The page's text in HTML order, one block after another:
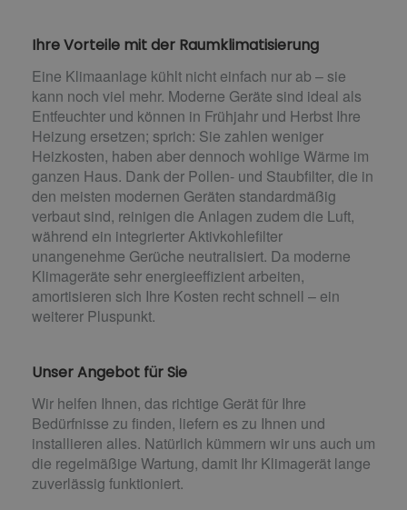
Ihre Vorteile mit der Raumklimatisierung
Eine Klimaanlage kühlt nicht einfach nur ab – sie
kann noch viel mehr. Moderne Geräte sind ideal als
Entfeuchter und können in Frühjahr und Herbst Ihre
Heizung ersetzen; sprich: Sie zahlen weniger
Heizkosten, haben aber dennoch wohlige Wärme im
ganzen Haus. Dank der Pollen- und Staubfilter, die in
den meisten modernen Geräten standardmäßig
verbaut sind, reinigen die Anlagen zudem die Luft,
während ein integrierter Aktivkohlefilter
unangenehme Gerüche neutralisiert. Da moderne
Klimageräte sehr energieeffizient arbeiten,
amortisieren sich Ihre Kosten recht schnell – ein
weiterer Pluspunkt.
Unser Angebot für Sie
Wir helfen Ihnen, das richtige Gerät für Ihre
Bedürfnisse zu finden, liefern es zu Ihnen und
installieren alles. Natürlich kümmern wir uns auch um
die regelmäßige Wartung, damit Ihr Klimagerät lange
zuverlässig funktioniert.